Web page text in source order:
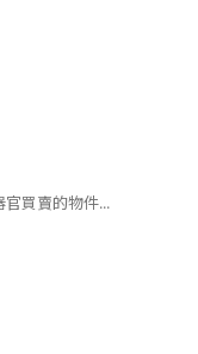
買賣的物件...